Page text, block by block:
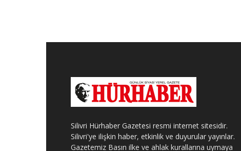
Silivri Hürhaber Gazetesi resmi internet sitesidir.
Silivri'ye ilişkin haber, etkinlik ve duyurular yayınlar.
Gazetemiz Basın ilke ve ahlak kurallarına uymaya